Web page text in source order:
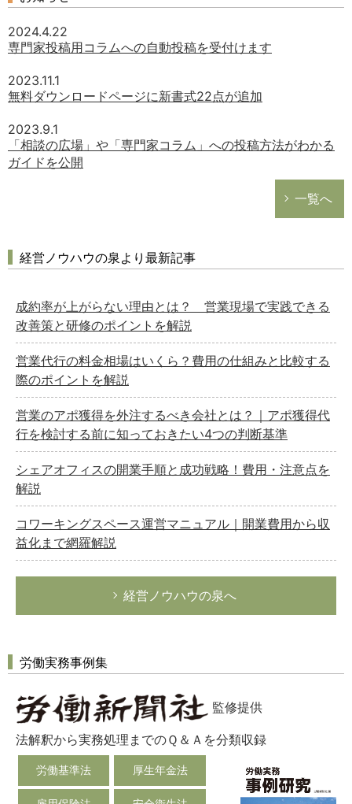
2024.4.22
専門家投稿用コラムへの自動投稿を受付けます
2023.11.1
無料ダウンロードページに新書式22点が追加
2023.9.1
「相談の広場」や「専門家コラム」への投稿方法がわかる
ガイドを公開
一覧へ
経営ノウハウの泉より最新記事
成約率が上がらない理由とは？ 営業現場で実践できる
改善策と研修のポイントを解説
営業代行の料金相場はいくら？費用の仕組みと比較する
際のポイントを解説
営業のアポ獲得を外注するべき会社とは？｜アポ獲得代
行を検討する前に知っておきたい4つの判断基準
シェアオフィスの開業手順と成功戦略！費用・注意点を
解説
コワーキングスペース運営マニュアル｜開業費用から収
益化まで網羅解説
経営ノウハウの泉へ
労働実務事例集
監修提供
法解釈から実務処理までのＱ＆Ａを分類収録
労働基準法 厚生年金法